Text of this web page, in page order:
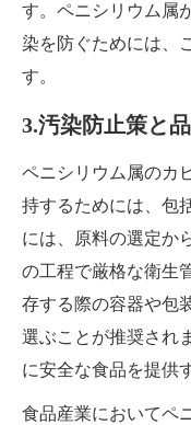
す。ペニシリウム属
染を防ぐためには、
す。
3.汚染防止策と
ペニシリウム属のカ
持するためには、包
には、原料の選定か
の工程で厳格な衛生
存する際の容器や包
選ぶことが推奨され
に安全な食品を提供
食品産業においてペ